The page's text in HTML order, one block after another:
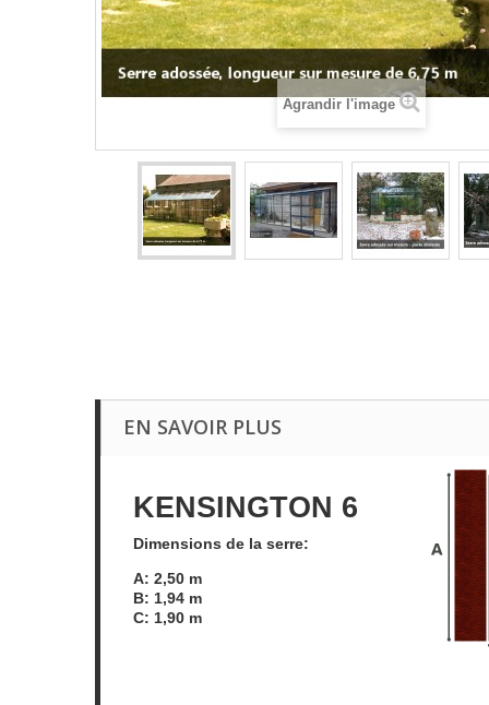
Agrandir l'image
EN SAVOIR PLUS
KENSINGTON 6
Dimensions de la serre:
A: 2,50 m
B: 1,94 m
C: 1,90 m